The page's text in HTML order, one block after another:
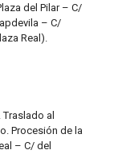
del Pilar – C/
– C/
Real).
Traslado al
Procesión de la
– C/ del